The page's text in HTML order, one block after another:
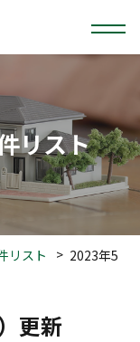
リスト
リスト
2023年5
更新